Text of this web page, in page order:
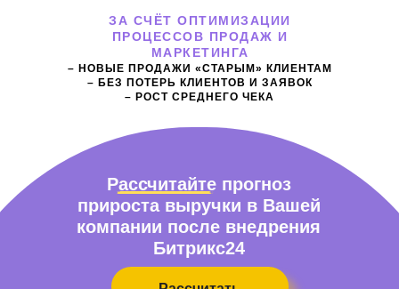
ЗА СЧЁТ ОПТИМИЗАЦИИ
ПРОЦЕССОВ ПРОДАЖ И
МАРКЕТИНГА
– НОВЫЕ ПРОДАЖИ «СТАРЫМ» КЛИЕНТАМ
– БЕЗ ПОТЕРЬ КЛИЕНТОВ И ЗАЯВОК
– РОСТ СРЕДНЕГО ЧЕКА
Рассчитайте прогноз
прироста выручки в Вашей
компании после внедрения
Битрикс24